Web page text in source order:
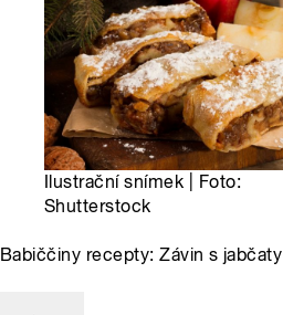
Ilustrační snímek | Foto:
Shutterstock
Babiččiny recepty: Závin s jabčaty